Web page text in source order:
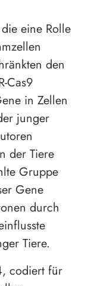
eine Rolle
den
Cas9
in Zellen
junger
der Tiere
Gruppe
Gene
durch
Tiere.
codiert für